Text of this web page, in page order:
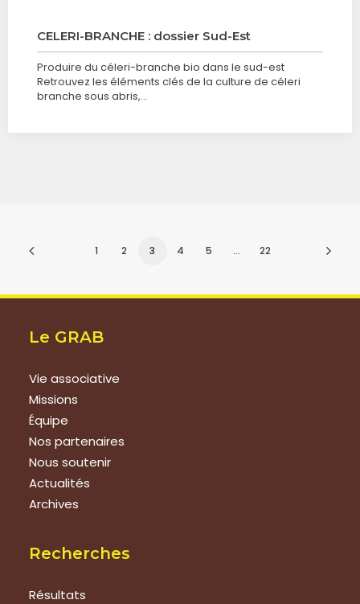
CELERI-BRANCHE : dossier Sud-Est
Produire du céleri-branche bio dans le sud-est
Retrouvez les éléments clés de la culture de céleri
branche sous abris,…
1 2 3 4 5 … 22
Le GRAB
Vie associative
Missions
Équipe
Nos partenaires
Nous soutenir
Actualités
Archives
Recherches
Résultats